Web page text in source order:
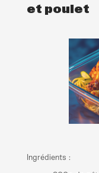
et poulet
Ingrédients :